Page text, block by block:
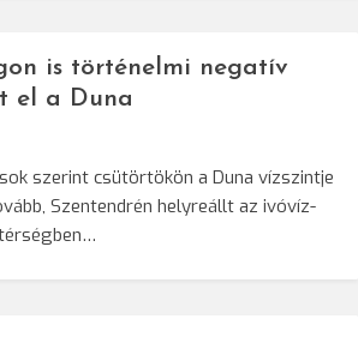
is történelmi negatív
el a Duna
szerint csütörtökön a Duna vízszintje
Szentendrén helyreállt az ivóvíz-